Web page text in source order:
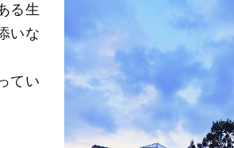
る生
いな
てい